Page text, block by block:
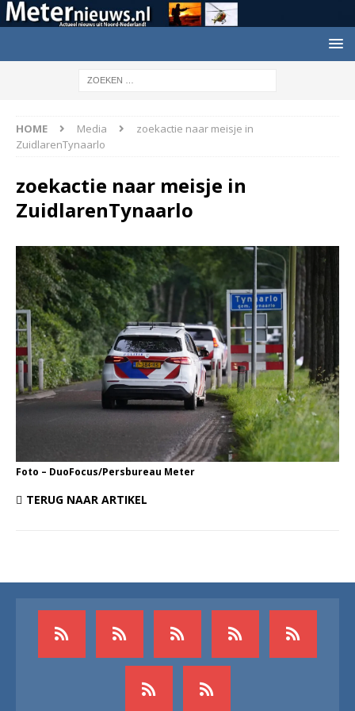
HOME Media
zoekactie naar meisje in
ZuidlarenTynaarlo
zoekactie naar meisje in
ZuidlarenTynaarlo
Foto – DuoFocus/Persbureau Meter
TERUG NAAR ARTIKEL